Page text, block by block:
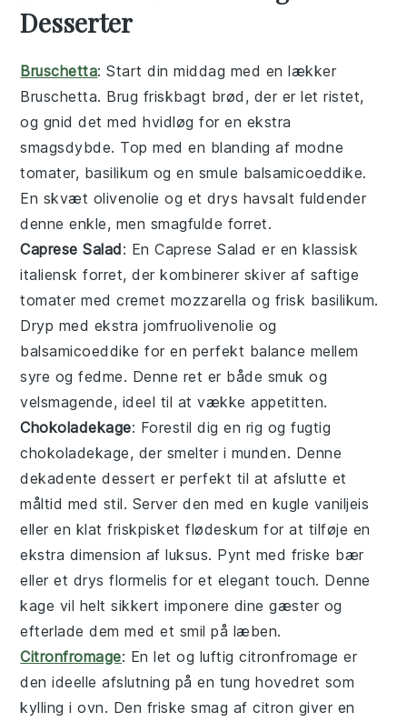
Desserter
Bruschetta: Start din middag med en lækker
Bruschetta. Brug friskbagt brød, der er let ristet,
og gnid det med hvidløg for en ekstra
smagsdybde. Top med en blanding af modne
tomater, basilikum og en smule balsamicoeddike.
En skvæt olivenolie og et drys havsalt fuldender
denne enkle, men smagfulde forret.
Caprese Salad: EnCaprese Salad er en klassisk
italiensk forret, der kombinerer skiver af saftige
tomater med cremet mozzarella og frisk basilikum.
Dryp med ekstra jomfruolivenolie og
balsamicoeddike for en perfekt balance mellem
syre og fedme. Denne ret er både smuk og
velsmagende, ideel til at vække appetitten.
Chokoladekage: Forestil dig en rig og fugtig
chokoladekage, der smelter i munden. Denne
dekadente dessert er perfekt til at afslutte et
måltid med stil. Server den med en kugle vaniljeis
eller en klat friskpisket flødeskum for at tilføje en
ekstra dimension af luksus. Pynt med friske bær
eller et drys flormelis for et elegant touch. Denne
kage vil helt sikkert imponere dine gæster og
efterlade dem med et smil på læben.
Citronfromage: En let og luftigcitronfromage er
den ideelle afslutning på en tung hovedret som
kylling i ovn. Den friske smag af citron giver en